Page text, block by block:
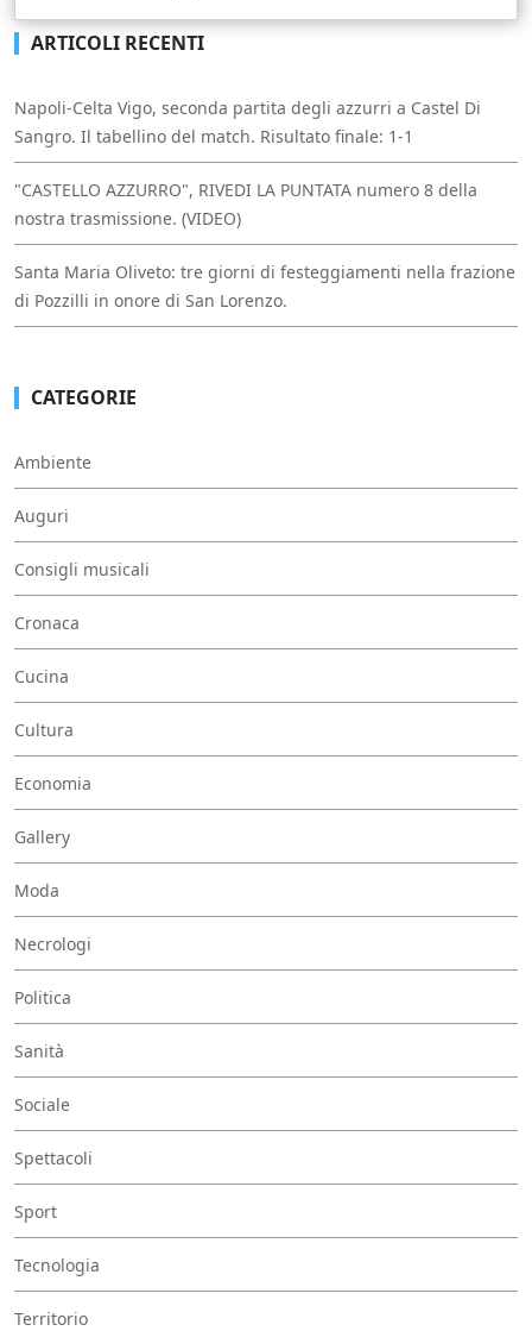
ARTICOLI RECENTI
Napoli-Celta Vigo, seconda partita degli azzurri a Castel Di
Sangro. Il tabellino del match. Risultato finale: 1-1
"CASTELLO AZZURRO", RIVEDI LA PUNTATA numero 8 della
nostra trasmissione. (VIDEO)
Santa Maria Oliveto: tre giorni di festeggiamenti nella frazione
di Pozzilli in onore di San Lorenzo.
CATEGORIE
Ambiente
Auguri
Consigli musicali
Cronaca
Cucina
Cultura
Economia
Gallery
Moda
Necrologi
Politica
Sanità
Sociale
Spettacoli
Sport
Tecnologia
Territorio